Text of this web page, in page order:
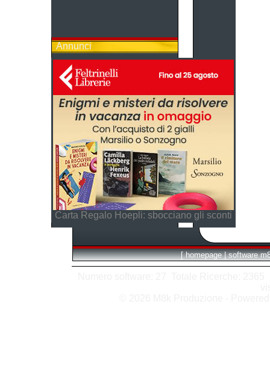
Annunci
Carta Regalo Hoepli: sbocciano gli sconti
[ homepage | software